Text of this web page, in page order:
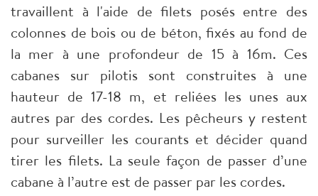
travaillent à l'aide de filets posés entre des
colonnes de bois ou de béton, fixés au fond de
la mer à une profondeur de 15 à 16m. Ces
cabanes sur pilotis sont construites à une
hauteur de 17-18 m, et reliées les unes aux
autres par des cordes. Les pêcheurs y restent
pour surveiller les courants et décider quand
tirer les filets. La seule façon de passer d’une
cabane à l’autre est de passer par les cordes.